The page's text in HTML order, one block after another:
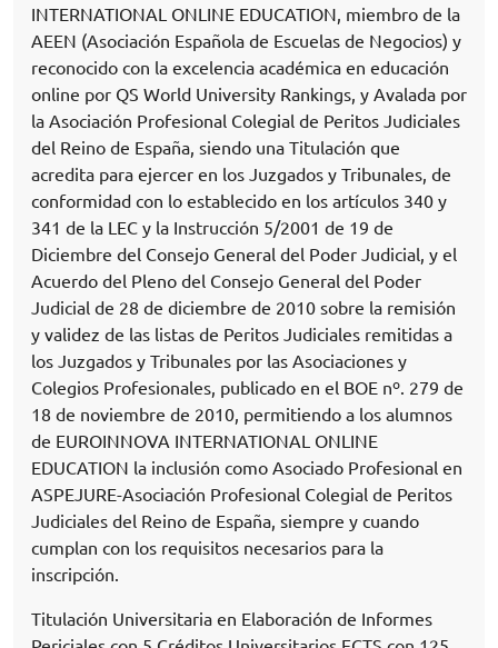
INTERNATIONAL ONLINE EDUCATION, miembro de la
AEEN (Asociación Española de Escuelas de Negocios) y
reconocido con la excelencia académica en educación
online por QS World University Rankings, y Avalada por
la Asociación Profesional Colegial de Peritos Judiciales
del Reino de España, siendo una Titulación que
acredita para ejercer en los Juzgados y Tribunales, de
conformidad con lo establecido en los artículos 340 y
341 de la LEC y la Instrucción 5/2001 de 19 de
Diciembre del Consejo General del Poder Judicial, y el
Acuerdo del Pleno del Consejo General del Poder
Judicial de 28 de diciembre de 2010 sobre la remisión
y validez de las listas de Peritos Judiciales remitidas a
los Juzgados y Tribunales por las Asociaciones y
Colegios Profesionales, publicado en el BOE nº. 279 de
18 de noviembre de 2010, permitiendo a los alumnos
de EUROINNOVA INTERNATIONAL ONLINE
EDUCATION la inclusión como Asociado Profesional en
ASPEJURE-Asociación Profesional Colegial de Peritos
Judiciales del Reino de España, siempre y cuando
cumplan con los requisitos necesarios para la
inscripción.
Titulación Universitaria en Elaboración de Informes